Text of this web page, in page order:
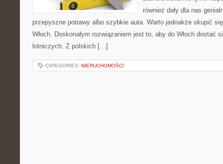
również dały dla nas
przepyszne potrawy albo szybkie auta. Warto jednakże skupić
Włoch. Doskonałym rozwiązaniem jest to, aby do Włoch dostać
lotniczych. Z polskich […]
CATEGORIES: NIERUCHOMOŚCI